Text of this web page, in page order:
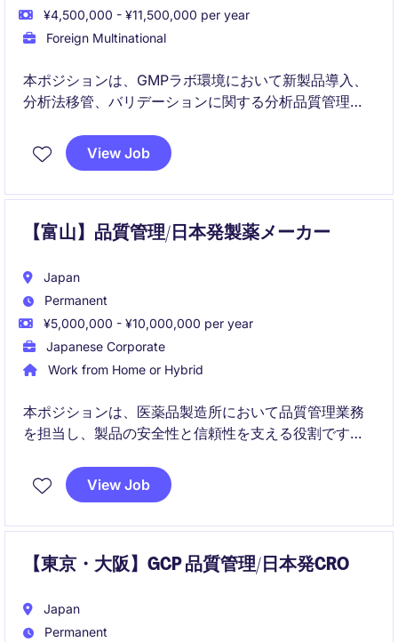
¥4,500,000 - ¥11,500,000 per year
Foreign Multinational
本ポジションは、GMPラボ環境において新製品導入、
分析法移管、バリデーションに関する分析品質管理業
として、継続的改善を推進し、規制当局対応を支援す
るとともに、若手サイエンティストの育成を担いま
View Job
【富山】品質管理/日本発製薬メーカー
Japan
Permanent
¥5,000,000 - ¥10,000,000 per year
Japanese Corporate
Work from Home or Hybrid
本ポジションは、医薬品製造所において品質管理業務
を担当し、製品の安全性と信頼性を支える役割です。
理化学試験を中心に、GMPに基づく品質改善や問題解
決にも関与いただきます。
View Job
【東京・大阪】GCP 品質管理/日本発CRO
Japan
Permanent